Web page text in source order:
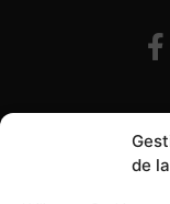
de
Otras formas